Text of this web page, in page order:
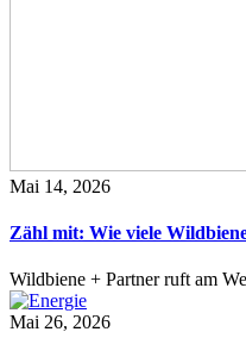
Mai 14, 2026
Zähl mit: Wie viele
Wildbiene + Partner ruft am
Mai 26, 2026